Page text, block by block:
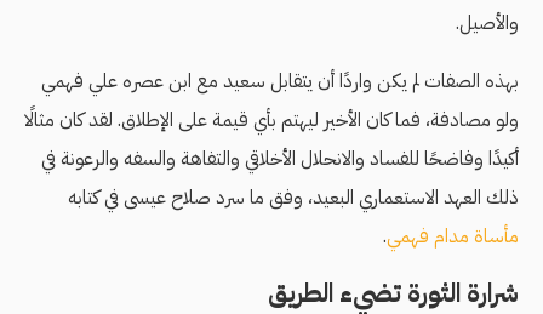
والأصيل.
بهذه الصفات لم يكن واردًا أن يتقابل سعيد مع ابن عصره علي فهمي
ولو مصادفة، فما كان الأخير ليهتم بأي قيمة على الإطلاق. لقد كان مثالًا
أكيدًا وفاضحًا للفساد والانحلال الأخلاقي والتفاهة والسفه والرعونة في
ذلك العهد الاستعماري البعيد، وفق ما سرد صلاح عيسى في كتابه
مأساة مدام فهمي.
شرارة الثورة تضيء الطريق